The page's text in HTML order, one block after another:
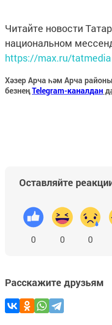
Читайте новости
национальном
https://max.ru/tatmedia
Хәзер Арча һәм Арча
безнеңTelegram-каналдан
Оставляйте
0 0 0
Расскажите друзьям